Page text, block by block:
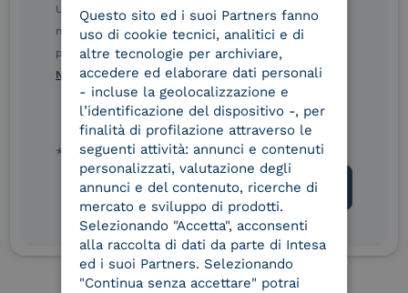
Aggregatore SPID
Aggregatore CIE
Conservatore
qualificato
UNI EN ISO 37001
UNI EN ISO 9001 UNI EN ISO 27001
UNI EN ISO 27017 UNI EN ISO 27018
Ulteriori informazioni sulle procedure sono disponibili
nelle Norme di tutela della privacy INTESA. Inoltrando il
presente modulo, dichiaro di aver letto e compreso le
Norme di tutela della privacy INTESA.
* campo obbligatorio
ITALIAN
Questo sito ed i suoi Partners fanno
uso di cookie tecnici, analitici e di
altre tecnologie per archiviare,
accedere ed elaborare dati personali
- incluse la geolocalizzazione e
l’identificazione del dispositivo -, per
finalità di profilazione attraverso le
seguenti attività: annunci e contenuti
personalizzati, valutazione degli
annunci e del contenuto, ricerche di
mercato e sviluppo di prodotti.
Selezionando "Accetta", acconsenti
alla raccolta di dati da parte di Intesa
ed i suoi Partners. Selezionando
"Continua senza accettare" potrai